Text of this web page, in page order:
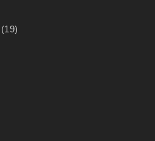
(19)